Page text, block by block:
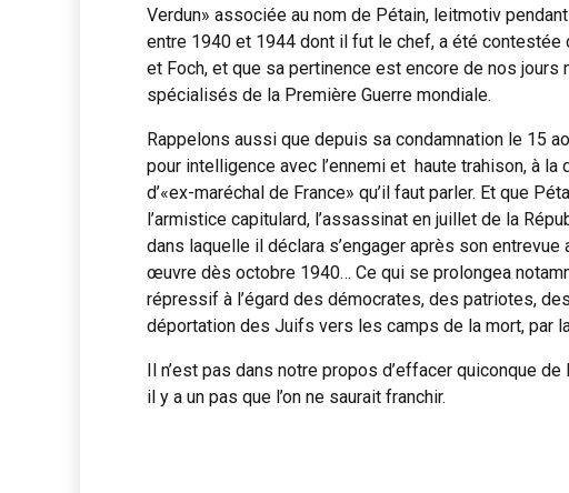
Verdun» associée au nom de Pétain, leitmotiv
entre 1940 et 1944 dont il fut le chef, a été
et Foch, et que sa pertinence est encore de nos
spécialisés de la Première Guerre mondiale.
Rappelons aussi que depuis sa condamnation le 15
pour intelligence avec l’ennemi et haute trahison, à la
d’«ex-maréchal de France» qu’il faut parler. Et que
l’armistice capitulard, l’assassinat en juillet de la
dans laquelle il déclara s’engager après son
œuvre dès octobre 1940… Ce qui se prolongea
répressif à l’égard des démocrates, des patriotes,
déportation des Juifs vers les camps de la mort, par
Il n’est pas dans notre propos d’effacer quiconque
il y a un pas que l’on ne saurait franchir.